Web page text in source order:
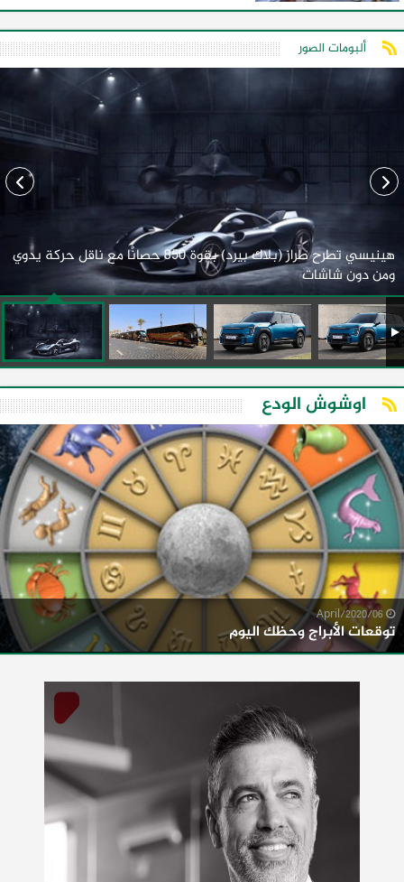
ألبومات الصور
هينيسي تطرح طراز (بلاك بيرد) بقوة 850 حصانًا مع ناقل حركة يدوي
ومن دون شاشات
اوشوش الودع
توقعات الأبراج وحظك اليوم